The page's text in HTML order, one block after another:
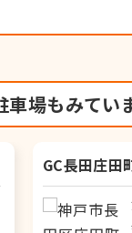
車場もみてい
GC長田庄